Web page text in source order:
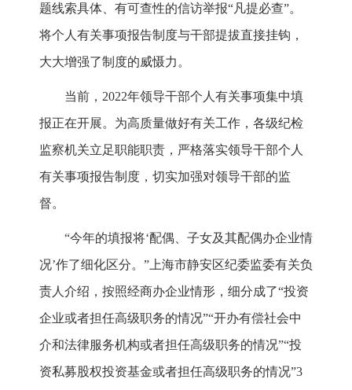
题线索具体、有可查性的信访举报“凡提必查”。
将个人有关事项报告制度与干部提拔直接挂钩，
大大增强了制度的威慑力。
当前，2022年领导干部个人有关事项集中填
报正在开展。为高质量做好有关工作，各级纪检
监察机关立足职能职责，严格落实领导干部个人
有关事项报告制度，切实加强对领导干部的监
督。
“今年的填报将‘配偶、子女及其配偶办企业情
况’作了细化区分。”上海市静安区纪委监委有关负
责人介绍，按照经商办企业情形，细分成了“投资
企业或者担任高级职务的情况”“开办有偿社会中
介和法律服务机构或者担任高级职务的情况”“投
资私募股权投资基金或者担任高级职务的情况”3